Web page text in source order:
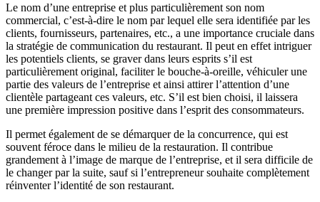
Le nom d’une entreprise et plus particulièrement son nom
commercial, c’est-à-dire le nom par lequel elle sera identifiée par les
clients, fournisseurs, partenaires, etc., a une importance cruciale dans
la stratégie de communication du restaurant. Il peut en effet intriguer
les potentiels clients, se graver dans leurs esprits s’il est
particulièrement original, faciliter le bouche-à-oreille, véhiculer une
partie des valeurs de l’entreprise et ainsi attirer l’attention d’une
clientèle partageant ces valeurs, etc. S’il est bien choisi, il laissera
une première impression positive dans l’esprit des consommateurs.
Il permet également de se démarquer de la concurrence, qui est
souvent féroce dans le milieu de la restauration. Il contribue
grandement à l’image de marque de l’entreprise, et il sera difficile de
le changer par la suite, sauf si l’entrepreneur souhaite complètement
réinventer l’identité de son restaurant.